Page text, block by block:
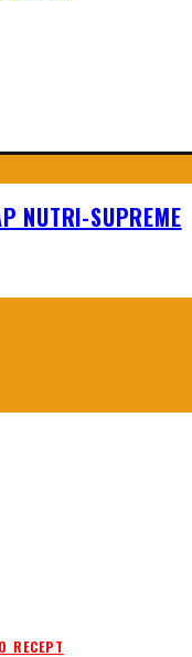
NUTRI-SUPREME
RECEPT